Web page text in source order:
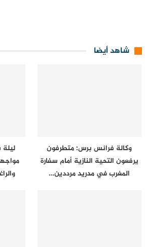
شاهد أيضا
وكالة فرانس برس: متطرفون
يرفعون التحية النازية أمام سفارة
المغرب في مدريد مرددين…